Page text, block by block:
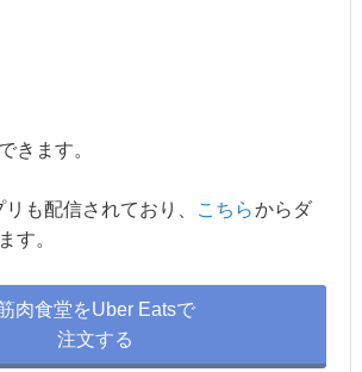
きます。
も配信されており、 こちらからダ
す。
肉食堂をUber Eatsで
注文する